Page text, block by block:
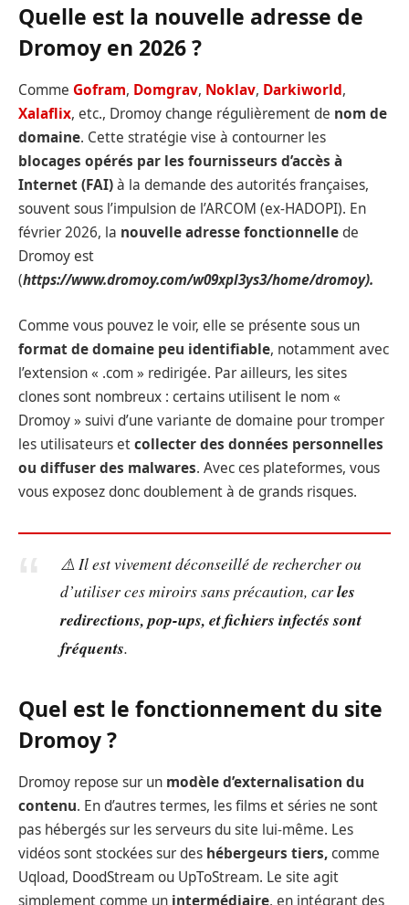
Quelle est la nouvelle adresse de
Dromoy en 2026 ?
Comme Gofram, Domgrav, Noklav, Darkiworld,
Xalaflix, etc., Dromoy change régulièrement de nom de
domaine. Cette stratégie vise à contourner les
blocages opérés par les fournisseurs d’accès à
Internet (FAI)à la demande des autorités françaises,
souvent sous l’impulsion de l’ARCOM (ex-HADOPI). En
février 2026, la nouvelle adresse fonctionnellede
Dromoy est
(https://www.dromoy.com/w09xpl3ys3/home/dromoy).
Comme vous pouvez le voir, elle se présente sous un
format de domaine peu identifiable, notamment avec
l’extension « .com » redirigée. Par ailleurs, les sites
clones sont nombreux : certains utilisent le nom «
Dromoy » suivi d’une variante de domaine pour tromper
les utilisateurs etcollecter des données personnelles
ou diffuser des malwares. Avec ces plateformes, vous
vous exposez donc doublement à de grands risques.
⚠️ Il est vivement déconseillé de rechercher ou
d’utiliser ces miroirs sans précaution, carles
redirections, pop-ups, et fichiers infectés sont
fréquents.
Quel est le fonctionnement du site
Dromoy ?
Dromoy repose sur un modèle d’externalisation du
contenu. En d’autres termes, les films et séries ne sont
pas hébergés sur les serveurs du site lui-même. Les
vidéos sont stockées sur des hébergeurs tiers,comme
Uqload, DoodStream ou UpToStream. Le site agit
simplement comme un intermédiaire, en intégrant des